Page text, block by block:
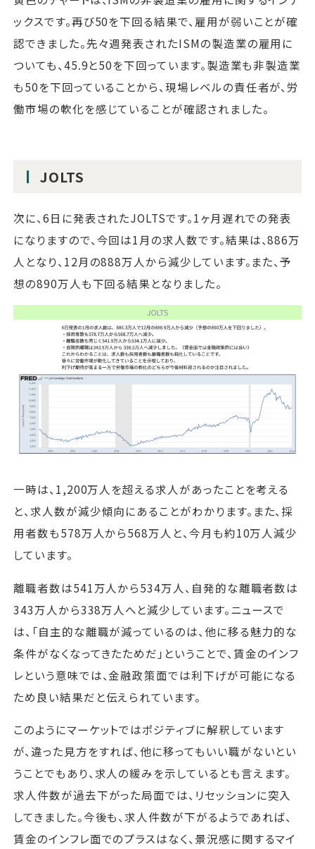
ックスです。再び50を下回る結果で、雇用が弱いことが確
認できました。先々週発表されたISMの製造業の雇用に
ついても、45.9と50を下回っています。製造業も非製造業
も50を下回っていることから、現場レベルの責任者が、労
働市場の軟化を感じていることが確認されました。
JOLTS
次に、6日に発表されたJOLTSです。1ヶ月遅れでの発表
になりますので、今回は1月の求人数です。結果は、886万
人となり、12月の888万人から減少しています。また、予
想の890万人も下回る結果となりました。
一時は、1,200万人を超える求人があったことを考える
と、求人数が減少傾向にあることがわかります。また、採
用者数も578万人から568万人と、今月も約10万人減少
しています。
離職者数は541万人から534万人、自発的な離職者数は
343万人から338万人へと減少しています。ニュースで
は、「自主的な離職が減っているのは、他に移る魅力的な
条件がなくなってきたためだ」ということで、賃金のインフ
レという意味では、金融政策面では利下げが可能になる
ため良い結果だと伝えられています。
このようにマーケットではポジティブに解釈しています
が、違った見方をすれば、他に移ってもいい職がないとい
うことでもあり、求人の緩みを示しているとも言えます。
求人件数が過去下がった局面では、リセッションに突入
してきました。今後も、求人件数が下がるようであれば、
賃金のインフレ面でのプラスはなく、景況感に関するマイ